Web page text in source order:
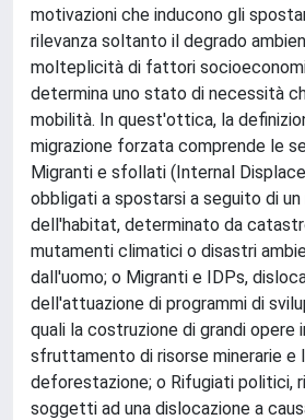
motivazioni che inducono gli
rilevanza soltanto il degrado
molteplicità di fattori
determina uno stato di necessità
mobilità. In quest'ottica, la
migrazione forzata comprende le
Migranti e sfollati (Internal
obbligati a spostarsi a seguito di
dell'habitat, determinato da
mutamenti climatici o disastri
dall'uomo; o Migranti e IDPs,
dell'attuazione di programmi di
quali la costruzione di grandi opere
sfruttamento di risorse minerarie e
deforestazione; o Rifugiati politici,
soggetti ad una dislocazione a